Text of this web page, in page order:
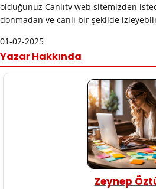
olduğunuz Canlıtv web sitemizden
donmadan ve canlı bir şekilde
01-02-2025
Yazar Hakkında
Zeynep